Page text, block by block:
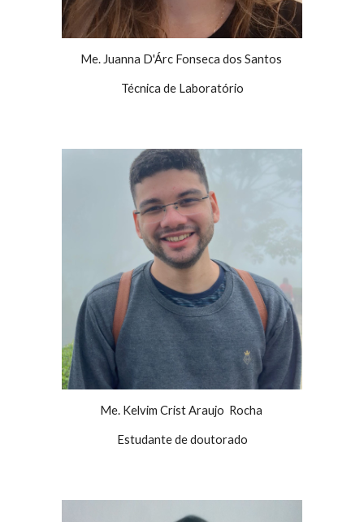
Me. Juanna D'Árc Fonseca dos Santos
Técnica de Laboratório
Me. Kelvim Crist Araujo Rocha
Estudante de doutorado